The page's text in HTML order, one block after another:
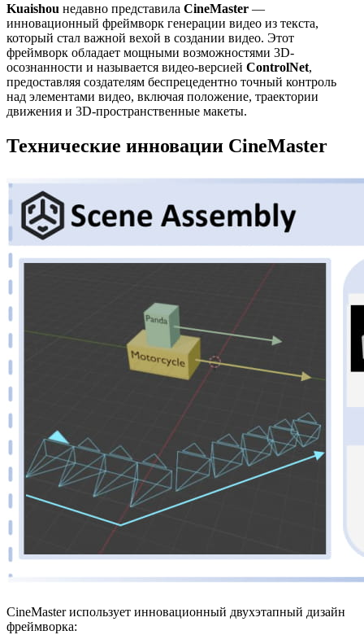
Kuaishou недавно представила CineMaster —
инновационный фреймворк генерации видео из текста,
который стал важной вехой в создании видео. Этот
фреймворк обладает мощными возможностями 3D-
осознанности и называется видео-версией ControlNet,
предоставляя создателям беспрецедентно точный контроль
над элементами видео, включая положение, траектории
движения и 3D-пространственные макеты.
Технические инновации CineMaster
CineMaster использует инновационный двухэтапный дизайн
фреймворка: